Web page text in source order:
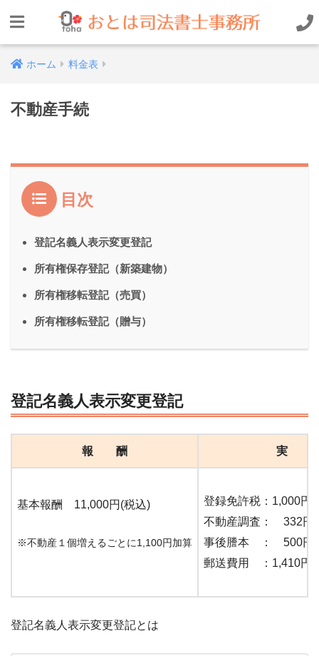
ホーム 料金表
不動産手続
目次
登記名義人表示変更登記
所有権保存登記（新築建物）
所有権移転登記（売買）
所有権移転登記（贈与）
登記名義人表示変更登記
報 酬 実
基本報酬 11,000円(税込)
※不動産１個増えるごとに1,100円加算
登録免許税：1,000円
不動産調査： 332円
事後謄本 ： 500円
郵送費用 ：1,410円
登記名義人表示変更登記とは